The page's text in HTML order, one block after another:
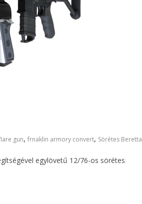
gun, frnaklin armory convert, Sörétes Beretta
egylövetű 12/76-os sörétes